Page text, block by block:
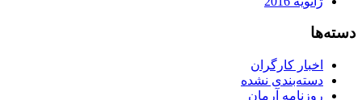
دسته‌ها
اخبار کارگران
دسته‌بندی نشده
روزنامه آرمان